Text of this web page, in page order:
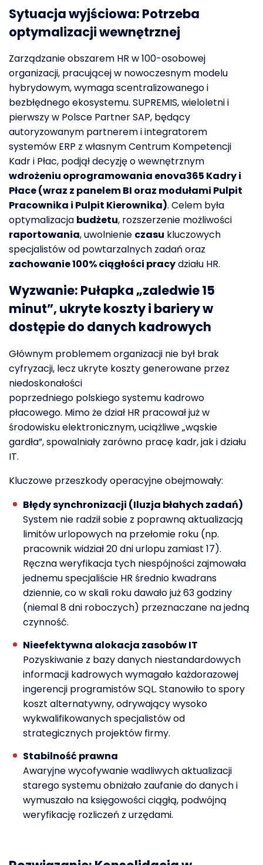
Sytuacja wyjściowa: Potrzeba
optymalizacji wewnętrznej
Zarządzanie obszarem HR w100-osobowej
organizacji, pracującej w nowoczesnym modelu
hybrydowym, wymaga scentralizowanego i
bezbłędnego ekosystemu. SUPREMIS,wieloletni i
pierwszy w Polsce Partner SAP, będący
autoryzowanym partnerem i integratorem
systemów ERP z własnym Centrum Kompetencji
Kadr i Płac, podjął decyzję o wewnętrznym
wdrożeniu oprogramowania enova365 Kadry i
Płace(wraz z panelemBI oraz modułami Pulpit
Pracownika i Pulpit Kierownika). Celem była
optymalizacja budżetu, rozszerzenie możliwości
raportowania,uwolnienie czasu kluczowych
specjalistów od powtarzalnych zadań oraz
zachowanie 100% ciągłości pracydziału HR.
Wyzwanie: Pułapka „zaledwie 15
minut”, ukryte kosztyi barieryw
dostępiedo danych kadrowych
Głównym problemem organizacji nie był brak
cyfryzacji, lecz ukryte koszty generowane przez
niedoskonałości
poprzedniego polskiego systemu kadrowo
płacowego. Mimo że dział HR pracował już w
środowisku elektronicznym, uciążliwe „wąskie
gardła”, spowalniały zarówno pracę kadr, jak i działu
IT.
Kluczowe przeszkody operacyjne obejmowały:
Błędy synchronizacji (Iluzja błahych zadań)
System nie radził sobie z poprawną aktualizacją
limitów urlopowych na przełomie roku (np.
pracownik widział 20 dni urlopu zamiast 17).
Ręczna weryfikacja tych niespójności zajmowała
jednemu specjaliście HR średnio kwadrans
dziennie, co w skali roku dawało już 63 godziny
(niemal 8 dni roboczych) przeznaczane na jedną
czynność.
Nieefektywna alokacja zasobów IT
Pozyskiwanie z bazy danych niestandardowych
informacji kadrowych wymagało każdorazowej
ingerencji programistów SQL. Stanowiło to spory
koszt alternatywny, odrywający wysoko
wykwalifikowanych specjalistów od
strategicznych projektów firmy.
Stabilność prawna
Awaryjne wycofywanie wadliwych aktualizacji
starego systemu obniżało zaufanie do danych i
wymuszało na księgowości ciągłą, podwójną
weryfikację rozliczeń z urzędami.